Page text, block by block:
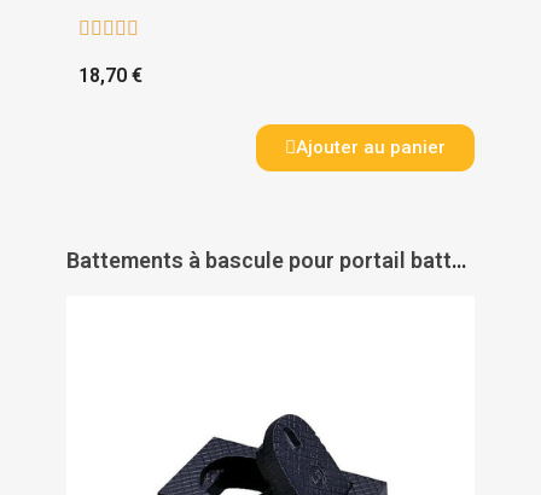
    
18,70 €
Ajouter au panier
Battements à bascule pour portail battant - ROLLINGER